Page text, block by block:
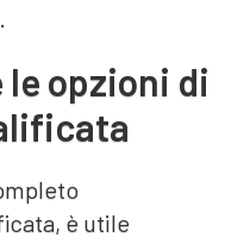
opzioni di
è utile